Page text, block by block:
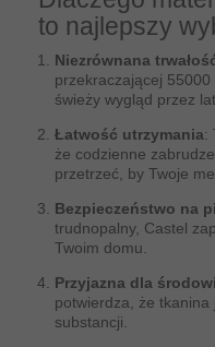
to najlepszy
Niezrównana
przekraczającej
świeży wygląd przez
Łatwość utrzymania:
że codzienne
przetrzeć, by Twoje
Bezpieczeństwo na
trudnopalny, Castel
Twoim domu.
Przyjazna dla
potwierdza, że
substancji.